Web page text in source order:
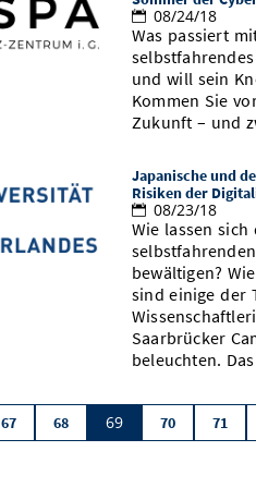
08/24/18
Was passiert
und will sein
Kommen Sie
Zukunft – und
Japanische und
Risiken der
08/23/18
Wie lassen
bewältigen?
sind einige der
Saarbrücker
beleuchten.
67 68 69 70 71